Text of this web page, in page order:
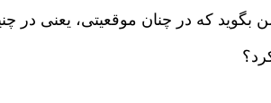
بگوید که در چنان موقعیتی، یعنی در